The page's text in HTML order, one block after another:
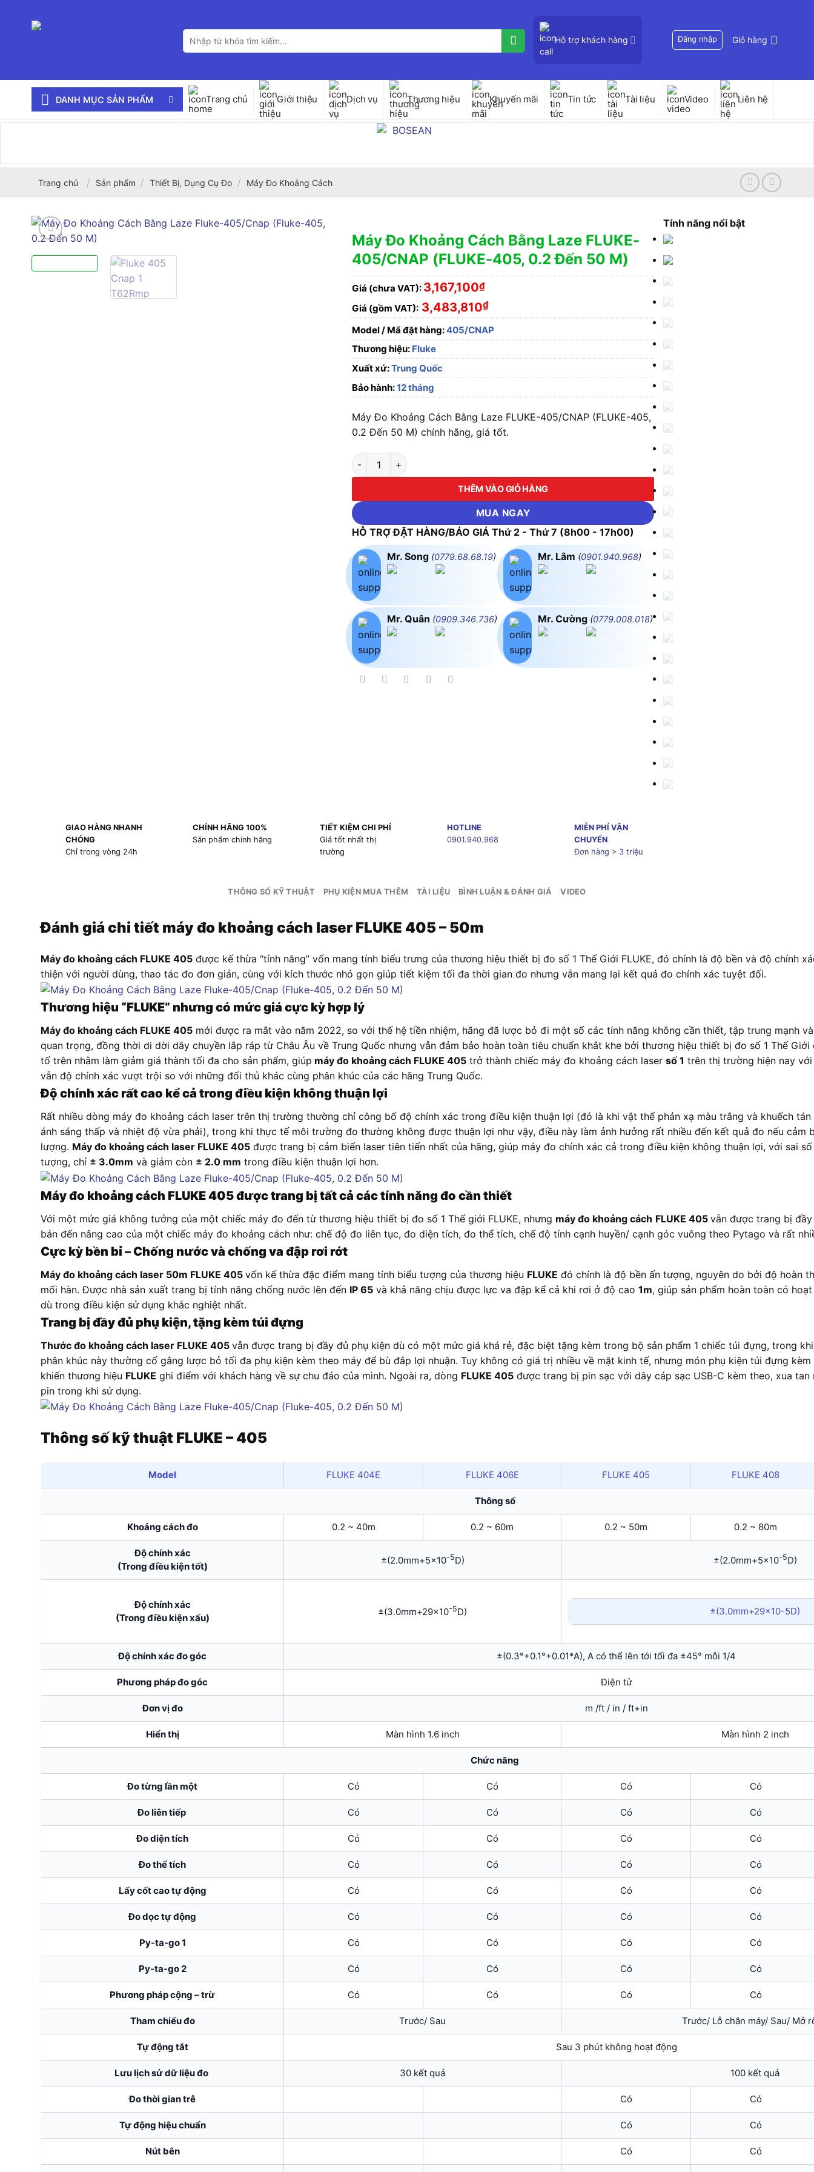
Tìm
kiếm:
Hỗ trợ khách hàng Đăng nhập Giỏ hàng
DANH MỤC SẢN PHẨM Trang chủ Giới thiệu Dịch vụ Thương hiệu Khuyến mãi Tin tức Tài liệu Video Liên hệ
Trang chủ / Sản phẩm / Thiết Bị, Dụng Cụ Đo / Máy Đo Khoảng Cách
Máy Đo Khoảng Cách Bằng Laze FLUKE-
405/CNAP (FLUKE-405, 0.2 Đến 50 M)
Giá (chưa VAT): 3,167,100₫
Giá (gồm VAT): 3,483,810₫
Model / Mã đặt hàng:405/CNAP
Thương hiệu: Fluke
Xuất xứ:Trung Quốc
Bảo hành:12 tháng
Máy Đo Khoảng Cách Bằng Laze FLUKE-405/CNAP (FLUKE-405,
0.2 Đến 50 M) chính hãng, giá tốt.
Máy Đo Khoảng Cách Bằng Laze FLUKE-405/CNAP (FLUKE-405, 0.2 Đến 50 M) số lượng
THÊM VÀO GIỎ HÀNG
MUA NGAY
HỖ TRỢ ĐẶT HÀNG/BÁO GIÁ Thứ 2 - Thứ 7 (8h00 - 17h00)
Mr. Song (0779.68.68.19)
Mr. Quân (0909.346.736)
Mr. Lâm (0901.940.968)
Mr. Cường (0779.008.018)
Tính năng nổi bật
GIAO HÀNG NHANH
CHÓNG
Chỉ trong vòng 24h
CHÍNH HÃNG 100%
Sản phẩm chính hãng
TIẾT KIỆM CHI PHÍ
Giá tốt nhất thị
trường
HOTLINE
0901.940.968
MIỄN PHÍ VẬN
CHUYỂN
Đơn hàng > 3 triệu
THÔNG SỐ KỸ THUẬT PHỤ KIỆN MUA THÊM TÀI LIỆU BÌNH LUẬN & ĐÁNH GIÁ VIDEO
Đánh giá chi tiết máy đo khoảng cách laser FLUKE 405 – 50m
Máy đo khoảng cách FLUKE 405 được kế thừa “tính năng” vốn mang tính biểu trưng của thương hiệu thiết bị đo số 1 Thế Giới FLUKE, đó chính là độ bền và độ chính
thiện với người dùng, thao tác đo đơn giản, cùng với kích thước nhỏ gọn giúp tiết kiệm tối đa thời gian đo nhưng vẫn mang lại kết quả đo chính xác tuyệt đối.
Thương hiệu “FLUKE” nhưng có mức giá cực kỳ hợp lý
Máy đo khoảng cách FLUKE 405 mới được ra mắt vào năm 2022, so với thế hệ tiền nhiệm, hãng đã lược bỏ đi một số các tính năng không cần thiết, tập trung mạnh
quan trọng, đồng thời di dời dây chuyền lắp ráp từ Châu Âu về Trung Quốc nhưng vẫn đảm bảo hoàn toàn tiêu chuẩn khắt khe bởi thương hiệu thiết bị đo số 1 Thế Giới
tố trên nhằm làm giảm giá thành tối đa cho sản phẩm, giúp máy đo khoảng cách FLUKE 405 trở thành chiếc máy đo khoảng cách laser số 1 trên thị trường hiện nay
vẫn độ chính xác vượt trội so với những đối thủ khác cùng phân khúc của các hãng Trung Quốc.
Độ chính xác rất cao kể cả trong điều kiện không thuận lợi
Rất nhiều dòng máy đo khoảng cách laser trên thị trường thường chỉ công bố độ chính xác trong điều kiện thuận lợi (đó là khi vật thể phản xạ màu trắng và khuếch
ánh sáng thấp và nhiệt độ vừa phải), trong khi thực tế môi trường đo thường không được thuận lợi như vậy, điều này làm ảnh hưởng rất nhiều đến kết quả đo nếu cảm
lượng. Máy đo khoảng cách laser FLUKE 405 được trang bị cảm biến laser tiên tiến nhất của hãng, giúp máy đo chính xác cả trong điều kiện không thuận lợi, với sai
tượng, chỉ ± 3.0mm và giảm còn ± 2.0 mm trong điều kiện thuận lợi hơn.
Máy đo khoảng cách FLUKE 405 được trang bị tất cả các tính năng đo cần thiết
Với một mức giá không tưởng của một chiếc máy đo đến từ thương hiệu thiết bị đo số 1 Thế giới FLUKE, nhưng máy đo khoảng cách FLUKE 405 vẫn được trang bị
bản đến nâng cao của một chiếc máy đo khoảng cách như: chế độ đo liên tục, đo diện tích, đo thể tích, chế độ tính cạnh huyền/ cạnh góc vuông theo Pytago và rất
Cực kỳ bền bỉ – Chống nước và chống va đập rơi rớt
Máy đo khoảng cách laser 50m FLUKE 405 vốn kế thừa đặc điểm mang tính biểu tượng của thương hiệu FLUKE đó chính là độ bền ấn tượng, nguyên do bởi độ hoàn
mối hàn. Được nhà sản xuất trang bị tính năng chống nước lên đến IP 65 và khả năng chịu được lực va đập kể cả khi rơi ở độ cao 1m, giúp sản phẩm hoàn toàn có
dù trong điều kiện sử dụng khắc nghiệt nhất.
Trang bị đầy đủ phụ kiện, tặng kèm túi đựng
Thước đo khoảng cách laser FLUKE 405 vẫn được trang bị đầy đủ phụ kiện dù có một mức giá khá rẻ, đặc biệt tặng kèm trong bộ sản phẩm 1 chiếc túi đựng, trong
phân khúc này thường cố gắng lược bỏ tối đa phụ kiện kèm theo máy để bù đắp lợi nhuận. Tuy không có giá trị nhiều về mặt kinh tế, nhưng món phụ kiện túi đựng
khiến thương hiệu FLUKE ghi điểm với khách hàng về sự chu đáo của mình. Ngoài ra, dòng FLUKE 405 được trang bị pin sạc với dây cáp sạc USB-C kèm theo, xua
pin trong khi sử dụng.
Thông số kỹ thuật FLUKE – 405
Model FLUKE 404E FLUKE 406E FLUKE 405 FLUKE 408
Thông số
Khoảng cách đo 0.2 ~ 40m 0.2 ~ 60m 0.2 ~ 50m 0.2 ~ 80m
Độ chính xác
(Trong điều kiện tốt)
±(2.0mm+5×10-5D) ±(2.0mm+5×10-5D)
Độ chính xác
(Trong điều kiện xấu)
±(3.0mm+29×10-5D) ±(3.0mm+29×10-5D)
Độ chính xác đo góc ±(0.3°+0.1°+0.01*A), A có thể lên tới tối đa ±45° mỗi 1/4
Phương pháp đo góc Điện tử
Đơn vị đo m /ft / in / ft+in
Hiển thị Màn hình 1.6 inch Màn hình 2 inch
Chức năng
Đo từng lần một Có Có Có Có
Đo liên tiếp Có Có Có Có
Đo diện tích Có Có Có Có
Đo thể tích Có Có Có Có
Lấy cốt cao tự động Có Có Có Có
Đo dọc tự động Có Có Có Có
Py-ta-go 1 Có Có Có Có
Py-ta-go 2 Có Có Có Có
Phương pháp cộng – trừ Có Có Có Có
Tham chiếu đo Trước/ Sau Trước/ Lỗ chân máy/ Sau/ Mở
Tự động tắt Sau 3 phút không hoạt động
Lưu lịch sử dữ liệu đo 30 kết quả 100 kết quả
Đo thời gian trễ Có Có
Tự động hiệu chuẩn Có Có
Nút bên Có Có